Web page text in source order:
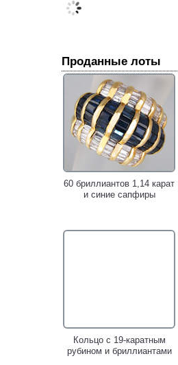
Проданные лоты
60 бриллиантов 1,14 карат
и синие сапфиры
Кольцо с 19-каратным
рубином и бриллиантами